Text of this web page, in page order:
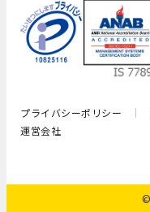
プライバシーポリシー
運営会社